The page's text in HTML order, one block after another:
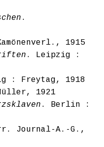
.
1915
. Leipzig :
: Freytag, 1918
1921
. Berlin :
Journal-A.-G.,